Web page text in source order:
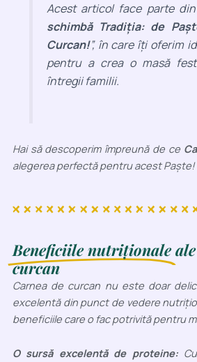
Acest articol face parte din
schimbă Tradiția: de
Curcan!”, în care îți oferim
pentru a crea o masă
întregii familii.
Hai să descoperim împreună de ce
alegerea perfectă pentru acest Paște!
Beneficiile nutriționale
curcan
Carnea de curcan nu este doar
excelentă din punct de vedere
beneficiile care o fac potrivită pentru
O sursă excelentă de proteine:Cu